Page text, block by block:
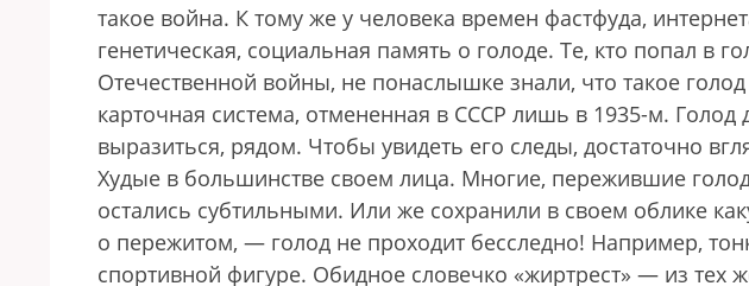
такое война. К тому же у человека времен фастфуда,
генетическая, социальная память о голоде. Те, кто попал в
Отечественной войны, не понаслышке знали, что такое голод
карточная система, отмененная в СССР лишь в 1935-м. Голод
выразиться, рядом. Чтобы увидеть его следы, достаточно
Худые в большинстве своем лица. Многие, пережившие
остались субтильными. Или же сохранили в своем облике
о пережитом, — голод не проходит бесследно! Например,
спортивной фигуре. Обидное словечко «жиртрест» — из тех